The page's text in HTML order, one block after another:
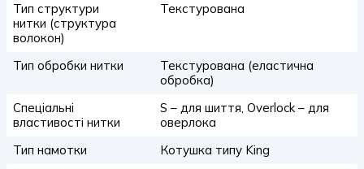
Тип структури
нитки (структура
волокон)
Текстурована
Тип обробки нитки
Текстурована (еластична
обробка)
Спеціальні
властивості нитки
S – для шиття, Overlock – для
оверлока
Тип намотки
Котушка типу King